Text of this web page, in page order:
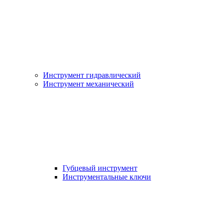
Инструмент гидравлический
Инструмент механический
Губцевый инструмент
Инструментальные ключи